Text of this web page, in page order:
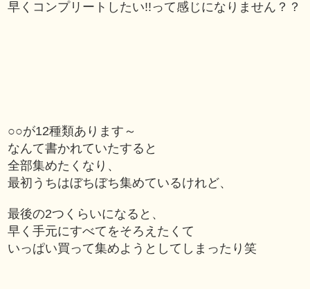
早くコンプリートしたい!!って感じになりません？？
○○が12種類あります～
なんて書かれていたすると
全部集めたくなり、
最初うちはぼちぼち集めているけれど、
最後の2つくらいになると、
早く手元にすべてをそろえたくて
いっぱい買って集めようとしてしまったり笑